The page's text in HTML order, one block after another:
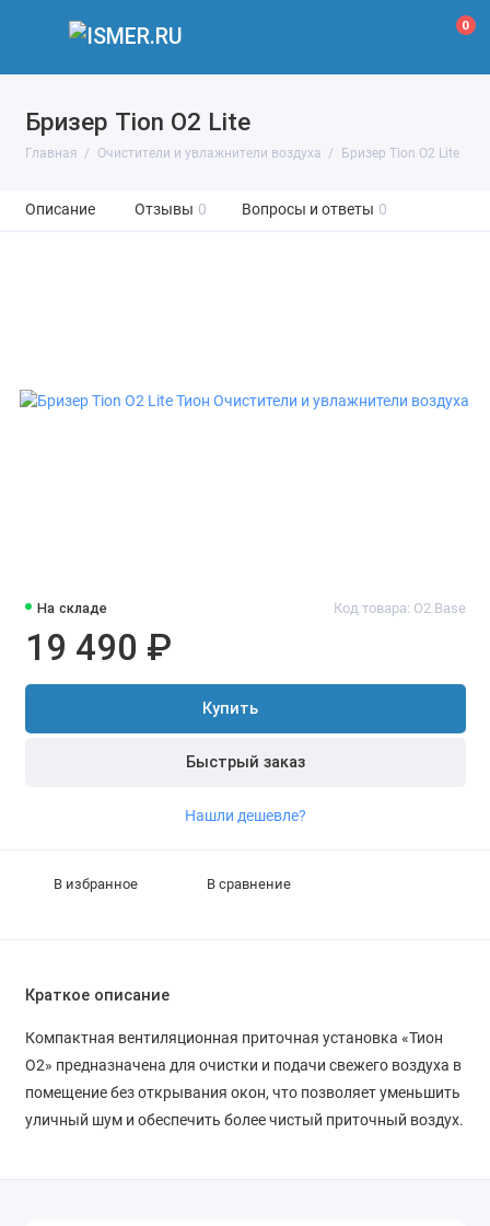
0
Бризер Tion O2 Lite
Главная Очистители и увлажнители воздуха Бризер Tion O2 Lite
Описание Отзывы 0 Вопросы и ответы 0
На складе Код товара: O2 Base
19 490 ₽
Купить
Быстрый заказ
Нашли дешевле?
В избранное В сравнение
Краткое описание
Компактная вентиляционная приточная установка «Тион
О2» предназначена для очистки и подачи свежего воздуха в
помещение без открывания окон, что позволяет уменьшить
уличный шум и обеспечить более чистый приточный воздух.